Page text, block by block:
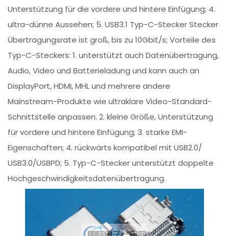
Unterstützung für die vordere und hintere Einfügung; 4.
ultra-dünne Aussehen; 5. USB3.1 Typ-C-Stecker Stecker
Übertragungsrate ist groß, bis zu 10Gbit/s; Vorteile des
Typ-C-Steckers: 1. unterstützt auch Datenübertragung,
Audio, Video und Batterieladung und kann auch an
DisplayPort, HDMI, MHL und mehrere andere
Mainstream-Produkte wie ultraklare Video-Standard-
Schnittstelle anpassen. 2. kleine Größe, Unterstützung
für vordere und hintere Einfügung; 3. starke EMI-
Eigenschaften; 4. rückwärts kompatibel mit USB2.0/
USB3.0/USBPD; 5. Typ-C-Stecker unterstützt doppelte
Hochgeschwindigkeitsdatenübertragung.